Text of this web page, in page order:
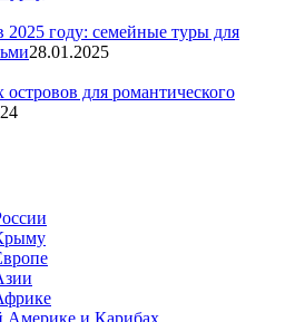
2025 году: семейные туры для
28.01.2025
для романтического